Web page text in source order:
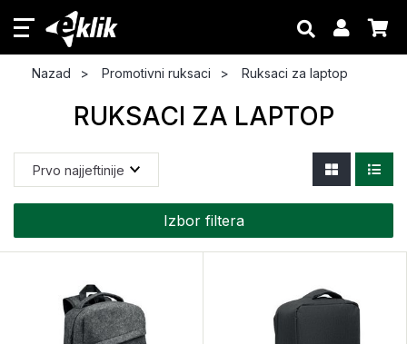
Nazad Promotivni ruksaci Ruksaci za laptop
RUKSACI ZA LAPTOP
Izbor filtera